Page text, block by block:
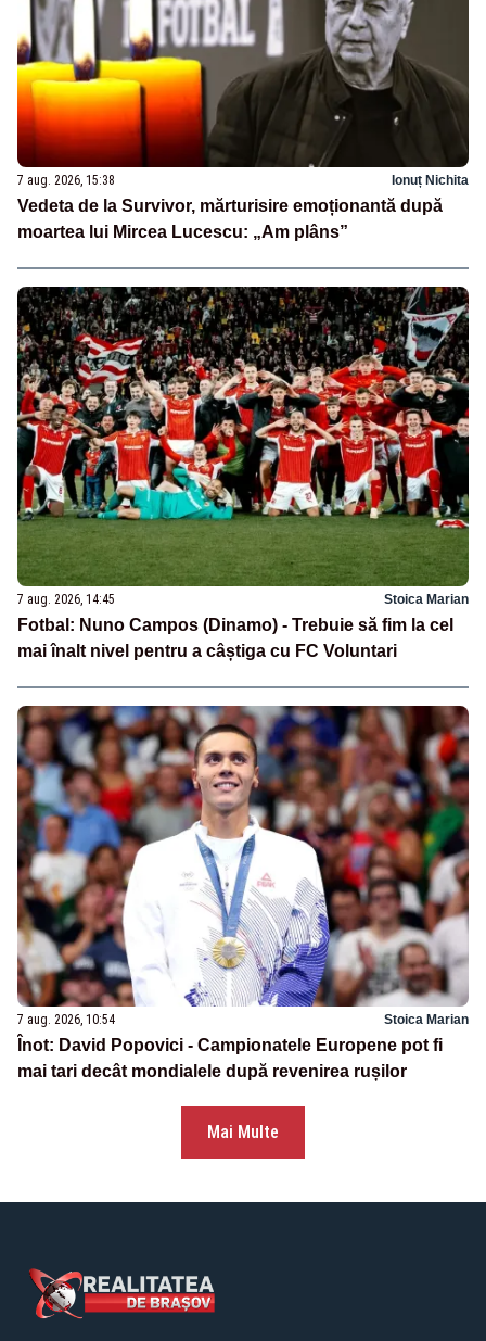
7 aug. 2026, 15:38 Ionuț Nichita
Vedeta de la Survivor, mărturisire emoționantă după
moartea lui Mircea Lucescu: „Am plâns”
7 aug. 2026, 14:45 Stoica Marian
Fotbal: Nuno Campos (Dinamo) - Trebuie să fim la cel
mai înalt nivel pentru a câștiga cu FC Voluntari
7 aug. 2026, 10:54 Stoica Marian
Înot: David Popovici - Campionatele Europene pot fi
mai tari decât mondialele după revenirea rușilor
Mai Multe